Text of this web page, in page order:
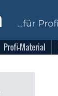
Profi-Material